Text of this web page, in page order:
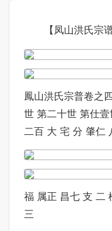
【凤山洪氏宗
鳳山洪氏宗普卷之
世 第二十世 第仕
二百 大 宅 分 肇仁
福 属正 昌七 支 二
三